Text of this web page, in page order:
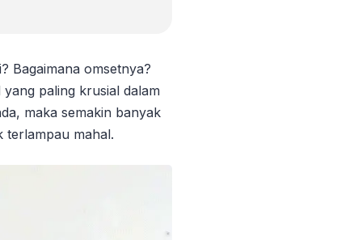
Bagaimana omsetnya?
paling krusial dalam
maka semakin banyak
terlampau mahal.